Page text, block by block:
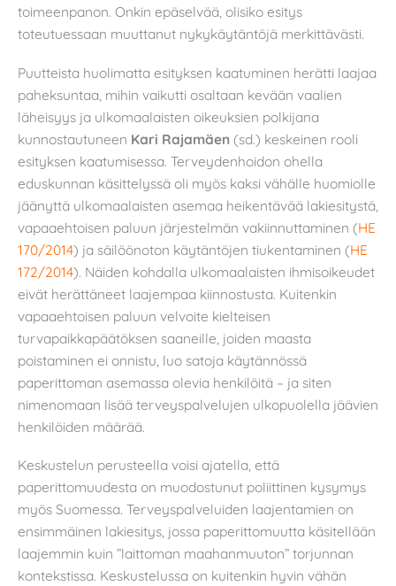
toimeenpanon. Onkin epäselvää, olisiko esitys
toteutuessaan muuttanut nykykäytäntöjä merkittävästi.
Puutteista huolimatta esityksen kaatuminen herätti laajaa
paheksuntaa, mihin vaikutti osaltaan kevään vaalien
läheisyys ja ulkomaalaisten oikeuksien polkijana
kunnostautuneen Kari Rajamäen (sd.) keskeinen rooli
esityksen kaatumisessa. Terveydenhoidon ohella
eduskunnan käsittelyssä oli myös kaksi vähälle huomiolle
jäänyttä ulkomaalaisten asemaa heikentävää lakiesitystä,
vapaaehtoisen paluun järjestelmän vakiinnuttaminen (HE
170/2014) ja säilöönoton käytäntöjen tiukentaminen (HE
172/2014). Näiden kohdalla ulkomaalaisten ihmisoikeudet
eivät herättäneet laajempaa kiinnostusta. Kuitenkin
vapaaehtoisen paluun velvoite kielteisen
turvapaikkapäätöksen saaneille, joiden maasta
poistaminen ei onnistu, luo satoja käytännössä
paperittoman asemassa olevia henkilöitä – ja siten
nimenomaan lisää terveyspalvelujen ulkopuolella jäävien
henkilöiden määrää.
Keskustelun perusteella voisi ajatella, että
paperittomuudesta on muodostunut poliittinen kysymys
myös Suomessa. Terveyspalveluiden laajentamien on
ensimmäinen lakiesitys, jossa paperittomuutta käsitellään
laajemmin kuin ”laittoman maahanmuuton” torjunnan
kontekstissa. Keskustelussa on kuitenkin hyvin vähän